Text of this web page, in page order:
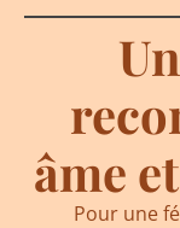
âme
Pour une